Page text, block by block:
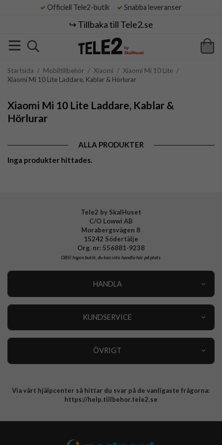
Officiell Tele2-butik Snabba leveranser
↪️ Tillbaka till Tele2.se
Startsida / Mobiltillbehör / Xiaomi / Xiaomi Mi 10 Lite /
Xiaomi Mi 10 Lite Laddare, Kablar & Hörlurar
Xiaomi Mi 10 Lite Laddare, Kablar &
Hörlurar
ALLA PRODUKTER
Inga produkter hittades.
Tele2 by SkalHuset
C/O Lowwi AB
Morabergsvägen 8
15242 Södertälje
Org. nr: 556881-9238
OBS!Ingen butik, du kan inte handla här på plats
HANDLA
KUNDSERVICE
ÖVRIGT
Integritetspolicy
Via vårt hjälpcenter så hittar du svar på de vanligaste frågorna:
https://help.tillbehor.tele2.se